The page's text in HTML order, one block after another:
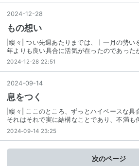
2024-12-28
もの想い
|縷々| つい先週あたりまでは、十一月の勢い
年よりも良い具合に活気が在ったのであった
2024-12-28 22:51
2024-09-14
息をつく
|縷々| ここのところ、ずっとハイペースな具
それはそれで実に結構なことであり、不満も
2024-09-14 23:25
次のページ